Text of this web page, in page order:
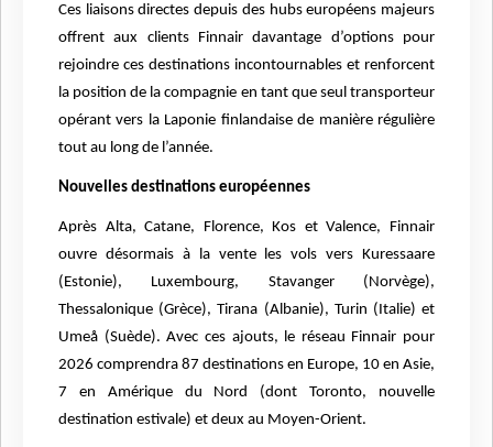
Ces liaisons directes depuis des hubs européens majeurs
offrent aux clients Finnair davantage d’options pour
rejoindre ces destinations incontournables et renforcent
la position de la compagnie en tant que seul transporteur
opérant vers la Laponie finlandaise de manière régulière
tout au long de l’année.
Nouvelles destinations européennes
Après Alta, Catane, Florence, Kos et Valence, Finnair
ouvre désormais à la vente les vols vers Kuressaare
(Estonie), Luxembourg, Stavanger (Norvège),
Thessalonique (Grèce), Tirana (Albanie), Turin (Italie) et
Umeå (Suède). Avec ces ajouts, le réseau Finnair pour
2026 comprendra 87 destinations en Europe, 10 en Asie,
7 en Amérique du Nord (dont Toronto, nouvelle
destination estivale) et deux au Moyen-Orient.